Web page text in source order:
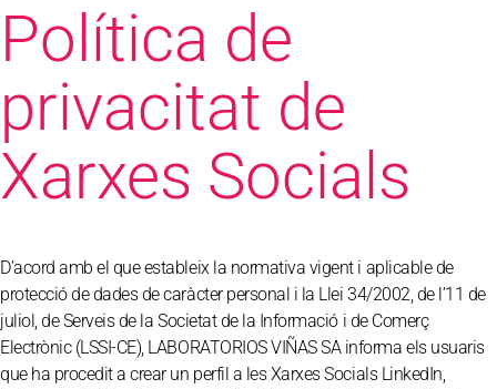
Política de
privacitat de
Xarxes Socials
D’acord amb el que estableix la normativa vigent i aplicable de
protecció de dades de caràcter personal i la Llei 34/2002, de l’11 de
juliol, de Serveis de la Societat de la Informació i de Comerç
Electrònic (LSSI-CE), LABORATORIOS VIÑAS SA informa els usuaris
que ha procedit a crear un perfil a les Xarxes Socials LinkedIn,